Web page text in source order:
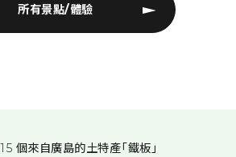
所有景點/體驗
15 個來自廣島的土特產「鐵板」